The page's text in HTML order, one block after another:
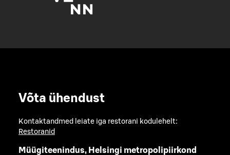
Võta ühendust
Kontaktandmed leiate iga restorani kodulehelt:
Restoranid
Müügiteenindus, Helsingi metropolipiirkond